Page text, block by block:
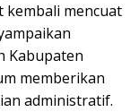
mencuat
Kabupaten
memberikan
administratif.